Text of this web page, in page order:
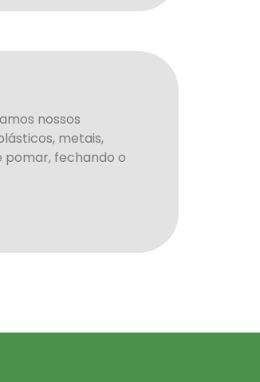
nossos
metais,
pomar, fechando o